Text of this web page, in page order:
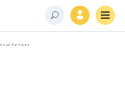
бизнес